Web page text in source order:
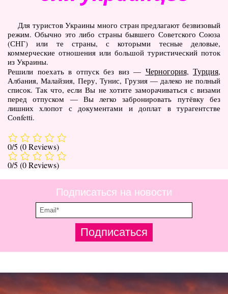
Для туристов Украины много стран предлагают безвизовый
режим. Обычно это либо страны бывшего Советского Союза
(СНГ) или те страны, с которыми тесные деловые,
коммерческие отношения или большой туристический поток
из Украины.
Решили поехать в отпуск без виз — Черногория, Турция,
Албания, Малайзия, Перу, Тунис, Грузия — далеко не полный
список. Так что, если Вы не хотите заморачиваться с визами
перед отпуском — Вы легко забронировать путёвку без
лишних хлопот с документами и доплат в турагентстве
Сonfetti.
0/5 (0 Reviews)
0/5 (0 Reviews)
Подписаться на новости
Подписаться